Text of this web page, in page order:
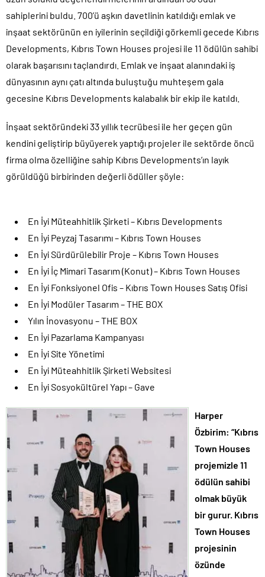
sahiplerini buldu. 700’ü aşkın davetlinin katıldığı emlak ve
inşaat sektörünün en iyilerinin seçildiği görkemli gecede Kıbrıs
Developments, Kıbrıs Town Houses projesi ile 11 ödülün sahibi
olarak başarısını taçlandırdı. Emlak ve inşaat alanındaki iş
dünyasının aynı çatı altında buluştuğu muhteşem gala
gecesine Kıbrıs Developments kalabalık bir ekip ile katıldı.
İnşaat sektöründeki 33 yıllık tecrübesi ile her geçen gün
kendini geliştirip büyüyerek yaptığı projeler ile sektörde öncü
firma olma özelliğine sahip Kıbrıs Developments’ın layık
görüldüğü birbirinden değerli ödüller şöyle:
En İyi Müteahhitlik Şirketi – Kıbrıs Developments
En İyi Peyzaj Tasarımı – Kıbrıs Town Houses
En İyi Sürdürülebilir Proje – Kıbrıs Town Houses
En İyi İç Mimari Tasarım (Konut) – Kıbrıs Town Houses
En İyi Fonksiyonel Ofis – Kıbrıs Town Houses Satış Ofisi
En İyi Modüler Tasarım – THE BOX
Yılın İnovasyonu – THE BOX
En İyi Pazarlama Kampanyası
En İyi Site Yönetimi
En İyi Müteahhitlik Şirketi Websitesi
En İyi Sosyokültürel Yapı – Gave
Harper
Özbirim: “Kıbrıs
Town Houses
projemizle 11
ödülün sahibi
olmak büyük
bir gurur. Kıbrıs
Town Houses
projesinin
özünde